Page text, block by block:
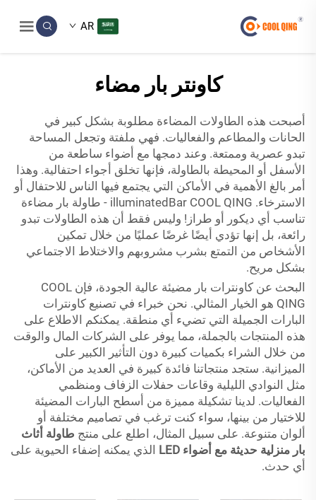
AR
كاونتر بار مضاء
أصبحت هذه الطاولات المضاءة مطلوبة بشكل كبير في
الحانات والمطاعم والفعاليات. فهي ملفتة وتجعل المساحة
تبدو عصرية وممتعة. وعند دمجها مع أضواء ساطعة من
الأسفل أو المحيطة بالطاولة، فإنها تخلق أجواء احتفالية. وهذا
أمر بالغ الأهمية في الأماكن التي يجتمع فيها الناس للاحتفال أو
الاسترخاء. illuminatedBar COOL QING - طاولة بار مضاءة
تناسب أي ديكور أو طراز! وليس فقط أن هذه الطاولات تبدو
رائعة، بل إنها تؤدي أيضًا غرضًا عمليًا من خلال تمكين
الأشخاص من التمتع بشرب مشروبهم والاختلاط الاجتماعي
بشكل مريح.
البحث عن كاونترات بار مضيئة عالية الجودة، فإن COOL
QING هو الخيار المثالي. نحن خبراء في تصنيع كاونترات
البارات الجميلة التي تضيء أي منطقة. يمكنكم الاطلاع على
هذه المنتجات بالجملة، مما يوفر على الشركات المال والوقت
من خلال الشراء بكميات كبيرة دون التأثير الكبير على
الميزانية. ستجد منتجاتنا فائدة كبيرة في العديد من الأماكن،
مثل النوادي الليلية وقاعات حفلات الزفاف ومنظمي
الفعاليات. لدينا تشكيلة مميزة من أسطح البارات المضيئة
للاختيار من بينها، سواء كنت ترغب في تصاميم مختلفة أو
ألوان متنوعة. على سبيل المثال، اطلع على منتج طاولة أثاث
بار منزلية حديثة مع أضواء LED
الذي يمكنه إضفاء الحيوية على
أي حدث.